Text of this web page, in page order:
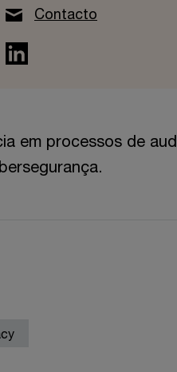
Contacto
em processos de